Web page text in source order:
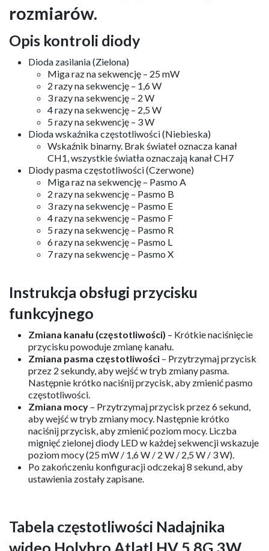
rozmiarów.
Opis kontroli diody
Dioda zasilania (Zielona)
Miga raz na sekwencję – 25 mW
2 razy na sekwencję – 1,6 W
3 razy na sekwencję – 2 W
4 razy na sekwencję – 2,5 W
5 razy na sekwencję – 3 W
Dioda wskaźnika częstotliwości (Niebieska)
Wskaźnik binarny. Brak świateł oznacza kanał
CH1, wszystkie światła oznaczają kanał CH7
Diody pasma częstotliwości (Czerwone)
Miga raz na sekwencję – Pasmo A
2 razy na sekwencję – Pasmo B
3 razy na sekwencję – Pasmo E
4 razy na sekwencję – Pasmo F
5 razy na sekwencję – Pasmo R
6 razy na sekwencję – Pasmo L
7 razy na sekwencję – Pasmo X
Instrukcja obsługi przycisku
funkcyjnego
Zmiana kanału (częstotliwości) – Krótkie naciśnięcie
przycisku powoduje zmianę kanału.
Zmiana pasma częstotliwości – Przytrzymaj przycisk
przez 2 sekundy, aby wejść w tryb zmiany pasma.
Następnie krótko naciśnij przycisk, aby zmienić pasmo
częstotliwości.
Zmiana mocy – Przytrzymaj przycisk przez 6 sekund,
aby wejść w tryb zmiany mocy. Następnie krótko
naciśnij przycisk, aby zmienić poziom mocy. Liczba
mignięć zielonej diody LED w każdej sekwencji wskazuje
poziom mocy (25 mW / 1,6 W / 2 W / 2,5 W / 3 W).
Po zakończeniu konfiguracji odczekaj 8 sekund, aby
ustawienia zostały zapisane.
Tabela częstotliwości Nadajnika
wideo Holybro Atlatl HV 5.8G 3W